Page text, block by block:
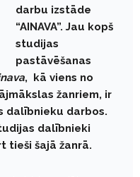
darbu izstāde
“AINAVA”. Jau kopš
studijas
pastāvēšanas
, kā viens no
žanriem, ir
dalībnieku darbos.
dalībnieki
tieši šajā žanrā.